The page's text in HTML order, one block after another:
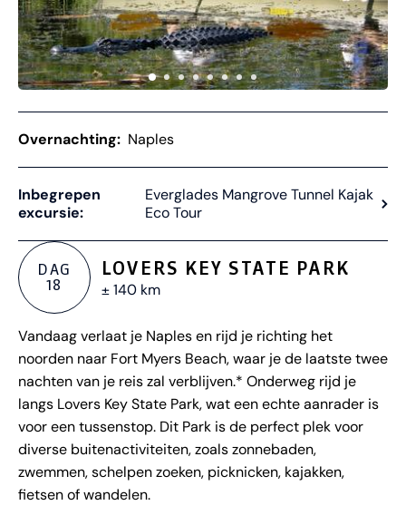
Overnachting: Naples
Inbegrepen
excursie:
Everglades Mangrove Tunnel Kajak
Eco Tour
DAG
18
LOVERS KEY STATE PARK
± 140 km
Vandaag verlaat je Naples en rijd je richting het
noorden naar Fort Myers Beach, waar je de laatste twee
nachten van je reis zal verblijven.* Onderweg rijd je
langs Lovers Key State Park, wat een echte aanrader is
voor een tussenstop. Dit Park is de perfect plek voor
diverse buitenactiviteiten, zoals zonnebaden,
zwemmen, schelpen zoeken, picknicken, kajakken,
fietsen of wandelen.